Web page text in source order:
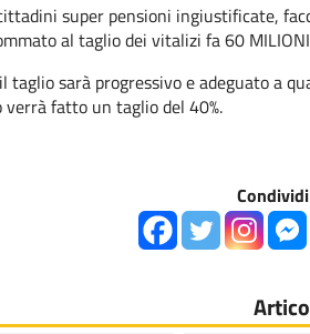
super pensioni ingiustificate,
al taglio dei vitalizi fa 60 MILIONI
taglio sarà progressivo e adeguato a
fatto un taglio del 40%.